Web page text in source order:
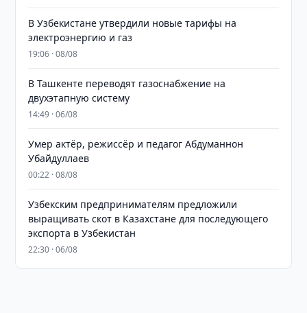
В Узбекистане утвердили новые тарифы на
электроэнергию и газ
19:06 · 08/08
В Ташкенте переводят газоснабжение на
двухэтапную систему
14:49 · 06/08
Умер актёр, режиссёр и педагог Абдуманнон
Убайдуллаев
00:22 · 08/08
Узбекским предпринимателям предложили
выращивать скот в Казахстане для последующего
экспорта в Узбекистан
22:30 · 06/08